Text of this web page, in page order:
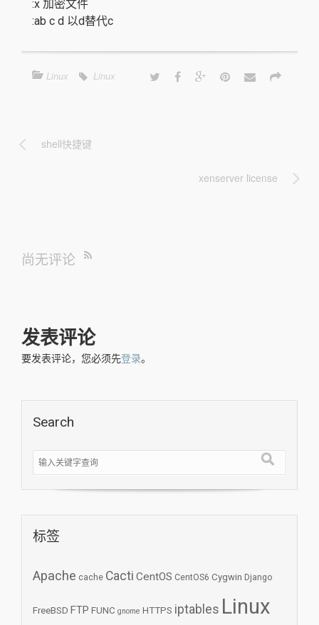
:x 加密文件
:ab c d 以d替代c
Linux Linux
shell快捷键
xenserver license
尚无评论
发表评论
要发表评论，您必须先登录。
Search
标签
Apache cache Cacti CentOS CentOS6 Cygwin Django
FreeBSD FTP FUNC gnome HTTPS iptables Linux